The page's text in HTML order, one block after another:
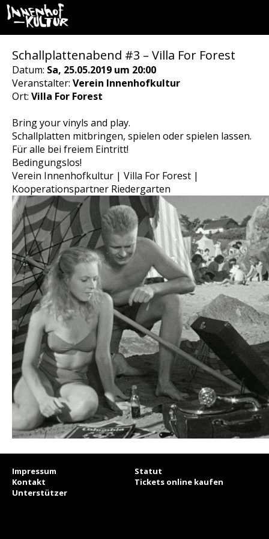
Schallplattenabend #3 – Villa For Forest
Datum: Sa, 25.05.2019 um 20:00
Veranstalter: Verein Innenhofkultur
Ort: Villa For Forest
Bring your vinyls and play.
Schallplatten mitbringen, spielen oder spielen lassen.
Für alle bei freiem Eintritt!
Bedingungslos!
Verein Innenhofkultur | Villa For Forest |
Kooperationspartner Riedergarten
Impressum
Statut
Kontakt
Tickets online kaufen
Unterstützer